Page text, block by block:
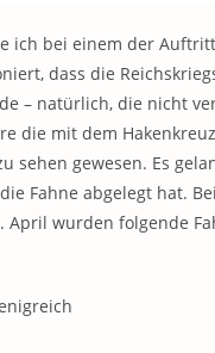
ich bei einem der
dass die
– natürlich, die nicht
die mit dem
sehen gewesen. Es
Fahne abgelegt hat.
April wurden folgende